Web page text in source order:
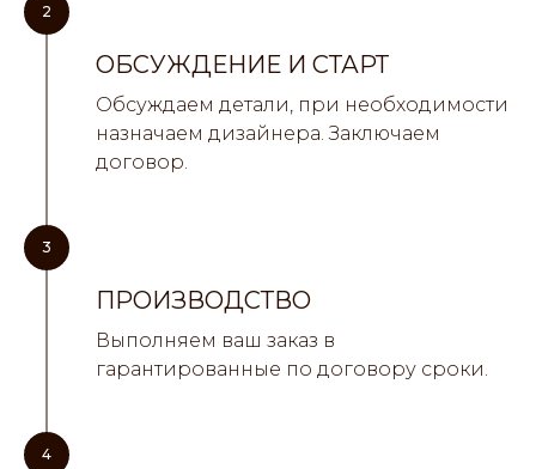
2
ОБСУЖДЕНИЕ И СТАРТ
Обсуждаем детали, при необходимости
назначаем дизайнера. Заключаем
договор.
3
ПРОИЗВОДСТВО
Выполняем ваш заказ в
гарантированные по договору сроки.
4